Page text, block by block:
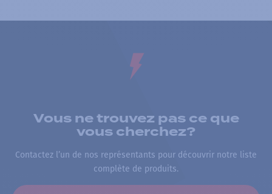
Vous ne trouvez pas ce que
vous cherchez?
Contactez l’un de nos représentants pour découvrir notre liste
complète de produits.